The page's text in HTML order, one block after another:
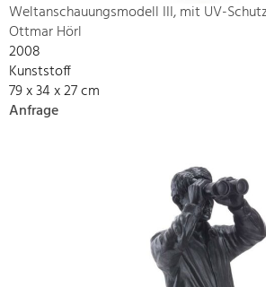
Weltanschauungsmodell III, mit UV-
Ottmar Hörl
2008
Kunststoff
79 x 34 x 27 cm
Anfrage